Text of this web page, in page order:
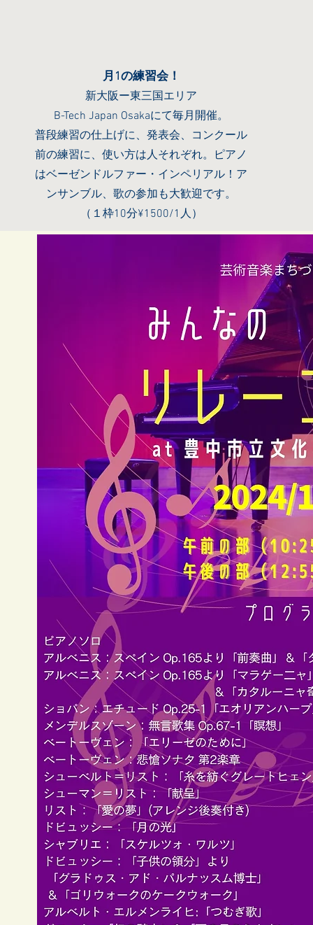
月1の練習会！
新大阪ー東三国エリア
B-Tech Japan Osakaにて毎月開催。
普段練習の仕上げに、発表会、コンクール
前の練習に、使い方は人それぞれ。ピアノ
はベーゼンドルファー・インペリアル！ア
ンサンブル、歌の参加も大歓迎です。
（１枠10分¥1500/1人）